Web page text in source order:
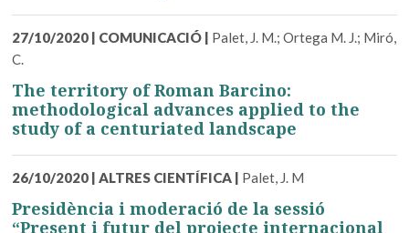
27/10/2020 | COMUNICACIÓ | Palet, J. M.; Ortega M. J.; Miró,
C.
The territory of Roman Barcino:
methodological advances applied to the
study of a centuriated landscape
26/10/2020 |ALTRES CIENTÍFICA | Palet, J. M
Presidència i moderació de la sessió
“Present i futur del projecte internacional